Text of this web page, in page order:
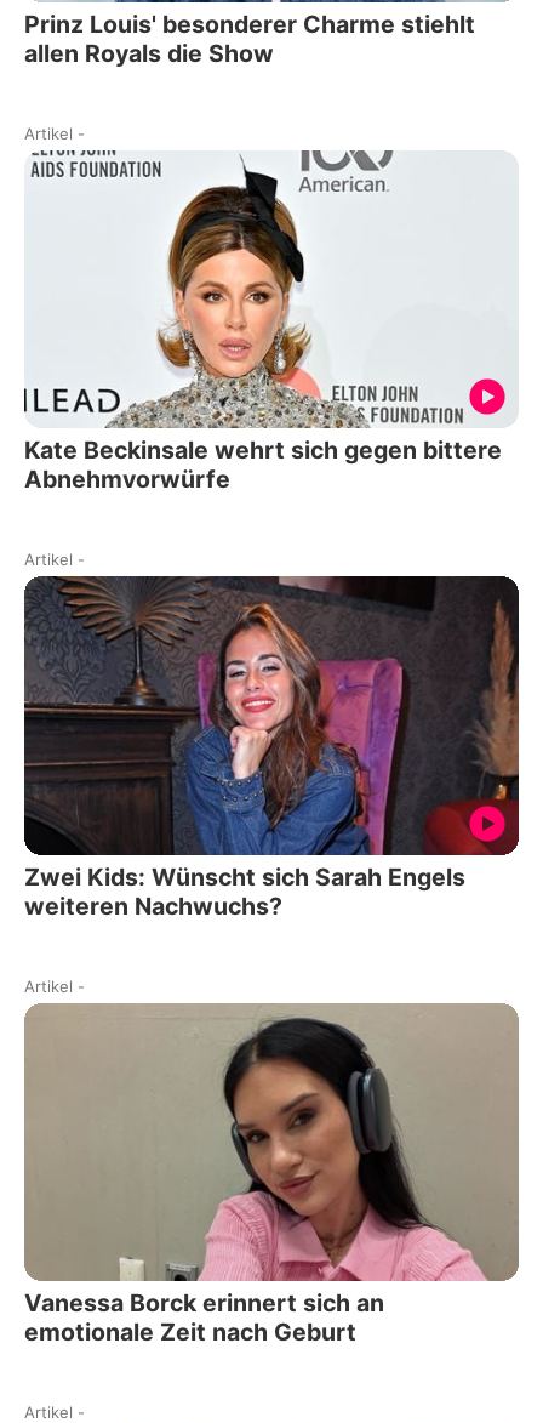
Prinz Louis' besonderer Charme stiehlt
allen Royals die Show
Artikel -
Kate Beckinsale wehrt sich gegen bittere
Abnehmvorwürfe
Artikel -
Zwei Kids: Wünscht sich Sarah Engels
weiteren Nachwuchs?
Artikel -
Vanessa Borck erinnert sich an
emotionale Zeit nach Geburt
Artikel -